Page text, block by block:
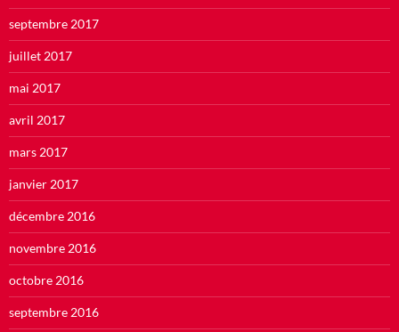
septembre 2017
juillet 2017
mai 2017
avril 2017
mars 2017
janvier 2017
décembre 2016
novembre 2016
octobre 2016
septembre 2016